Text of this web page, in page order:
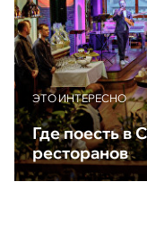
ЭТО ИНТЕРЕСНО
Где поесть в
ресторанов